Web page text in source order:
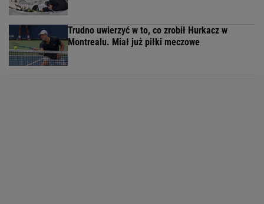
Trudno uwierzyć w to, co zrobił Hurkacz w
Montrealu. Miał już piłki meczowe